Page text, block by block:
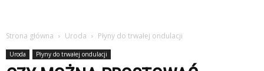
Strona główna Uroda Płyny do trwałej ondulacji
Uroda Płyny do trwałej ondulacji